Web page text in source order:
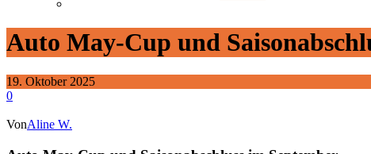
Auto May-Cup und
19. Oktober 2025
0
VonAline W.